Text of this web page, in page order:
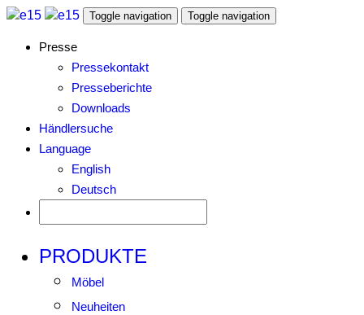
Toggle navigation Toggle navigation
Presse
Pressekontakt
Presseberichte
Downloads
Händlersuche
Language
English
Deutsch
PRODUKTE
Möbel
Neuheiten